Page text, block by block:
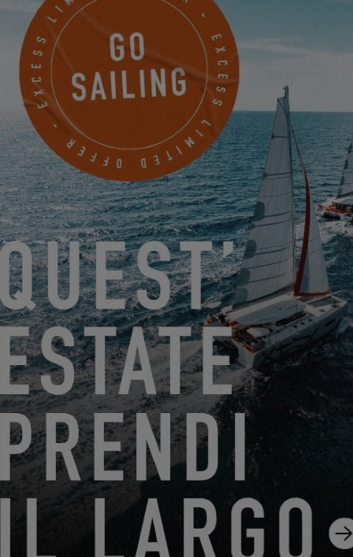
EXCESS 14
DAL 22 GIUGNO 2026 AL 31 AGOSTO 2026
GO SAILING CON EXCESS QUESTA ESTATE!
EXCESS 11 -EXCESS 13 EXCESS 14